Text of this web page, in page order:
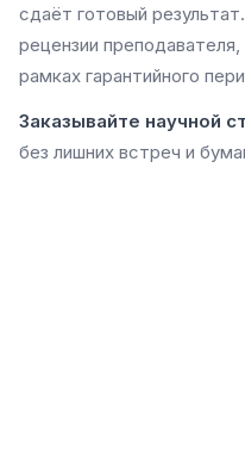
сдаёт готовый
рецензии
рамках гарантийного
Заказывайте научной
без лишних встреч и